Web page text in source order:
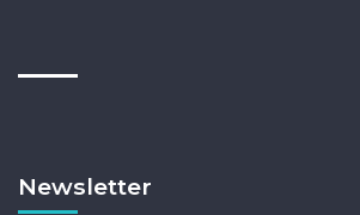
Newsletter